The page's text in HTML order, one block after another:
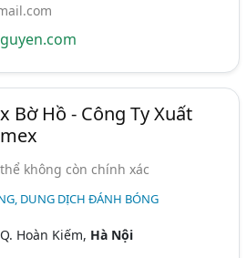
Bờ Hồ - Công Ty Xuất
không còn chính xác
DUNG DỊCH ĐÁNH BÓNG
Hoàn Kiếm, Hà Nội